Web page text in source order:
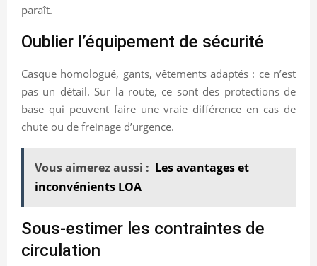
paraît.
Oublier l’équipement de sécurité
Casque homologué, gants, vêtements adaptés : ce n’est
pas un détail. Sur la route, ce sont des protections de
base qui peuvent faire une vraie différence en cas de
chute ou de freinage d’urgence.
Vous aimerez aussi : Les avantages et
inconvénients LOA
Sous-estimer les contraintes de
circulation